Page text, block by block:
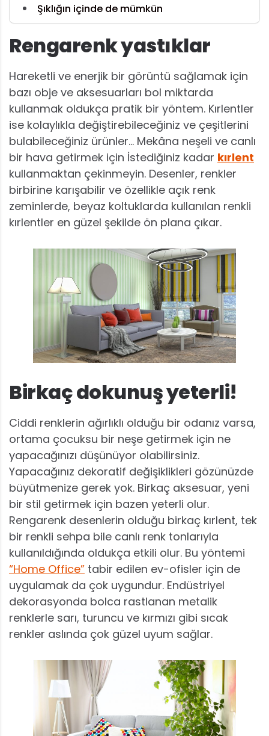
Şıklığın içinde de mümkün
Rengarenk yastıklar
Hareketli ve enerjik bir görüntü sağlamak için
bazı obje ve aksesuarları bol miktarda
kullanmak oldukça pratik bir yöntem. Kırlentler
ise kolaylıkla değiştirebileceğiniz ve çeşitlerini
bulabileceğiniz ürünler… Mekâna neşeli ve canlı
bir hava getirmek için İstediğiniz kadar kırlent
kullanmaktan çekinmeyin. Desenler, renkler
birbirine karışabilir ve özellikle açık renk
zeminlerde, beyaz koltuklarda kullanılan renkli
kırlentler en güzel şekilde ön plana çıkar.
Birkaç dokunuş yeterli!
Ciddi renklerin ağırlıklı olduğu bir odanız varsa,
ortama çocuksu bir neşe getirmek için ne
yapacağınızı düşünüyor olabilirsiniz.
Yapacağınız dekoratif değişiklikleri gözünüzde
büyütmenize gerek yok. Birkaç aksesuar, yeni
bir stil getirmek için bazen yeterli olur.
Rengarenk desenlerin olduğu birkaç kırlent, tek
bir renkli sehpa bile canlı renk tonlarıyla
kullanıldığında oldukça etkili olur. Bu yöntemi
“Home Office” tabir edilen ev-ofisler için de
uygulamak da çok uygundur. Endüstriyel
dekorasyonda bolca rastlanan metalik
renklerle sarı, turuncu ve kırmızı gibi sıcak
renkler aslında çok güzel uyum sağlar.